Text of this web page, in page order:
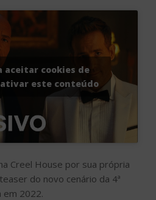
aceitar cookies de
este conteúdo
Creel House por sua própria
do novo cenário da 4ª
2022.